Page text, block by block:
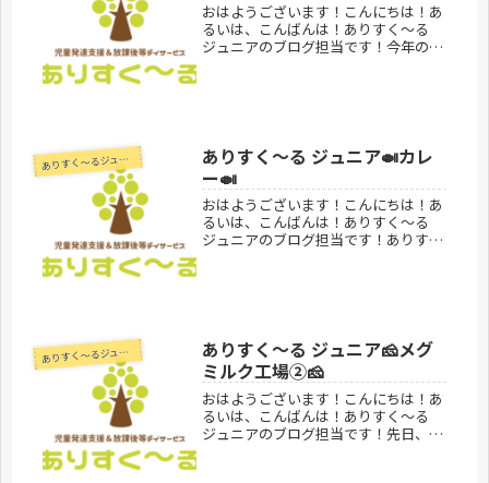
おはようございます！こんにちは！あ
るいは、こんばんは！ありすく～る
ジュニアのブログ担当です！今年の七
あ
りすく～るジュニア
ありすく〜る ジュニア🍛カレ
ー🍛
おはようございます！こんにちは！あ
るいは、こんばんは！ありすく～る
ジュニアのブログ担当です！ありす
あ
りすく～るジュニア
ありすく〜る ジュニア🧀メグ
ミルク工場②🧀
おはようございます！こんにちは！あ
るいは、こんばんは！ありすく～る
ジュニアのブログ担当です！先日、雪